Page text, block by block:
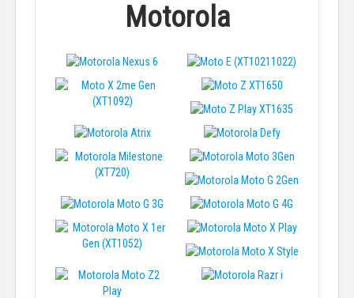
Motorola